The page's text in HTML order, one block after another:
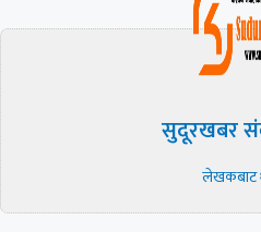
सुदूरखबर
लेखकबाट